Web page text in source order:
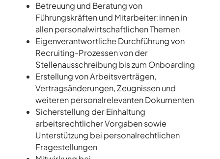
Betreuung und Beratung von
Führungskräften und Mitarbeiter:innen in
allen personalwirtschaftlichen Themen
Eigenverantwortliche Durchführung von
Recruiting-Prozessen von der
Stellenausschreibung bis zum Onboarding
Erstellung von Arbeitsverträgen,
Vertragsänderungen, Zeugnissen und
weiteren personalrelevanten Dokumenten
Sicherstellung der Einhaltung
arbeitsrechtlicher Vorgaben sowie
Unterstützung bei personalrechtlichen
Fragestellungen